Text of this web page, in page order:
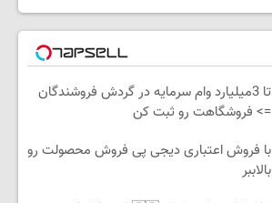
تا 3میلیارد وام سرمایه در گردش فروشندگان
=> فروشگاهت رو ثبت کن
با فروش اعتباری دیجی پی فروش محصولت رو
بالاببر